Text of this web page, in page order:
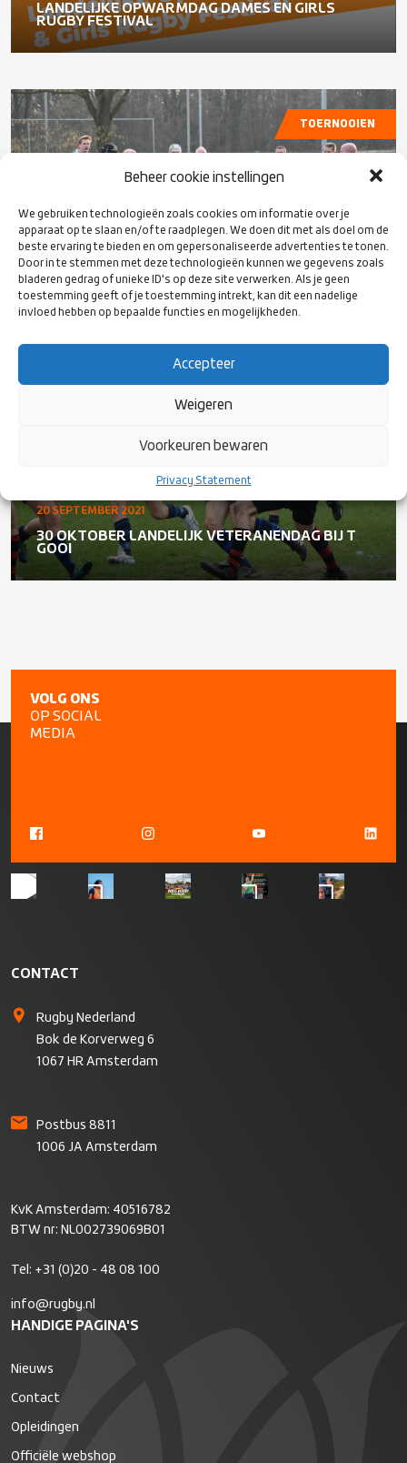
Beheer cookie instellingen
We gebruiken technologieën zoals cookies om informatie over je
apparaat op te slaan en/of te raadplegen. We doen dit met als doel om de
beste ervaring te bieden en om gepersonaliseerde advertenties te tonen.
Door in te stemmen met deze technologieën kunnen we gegevens zoals
bladeren gedrag of unieke ID's op deze site verwerken. Als je geen
toestemming geeft of je toestemming intrekt, kan dit een nadelige
invloed hebben op bepaalde functies en mogelijkheden.
Accepteer
Weigeren
Voorkeuren bewaren
Privacy Statement
LANDELIJKE OPWARMDAG DAMES EN GIRLS
RUGBY FESTIVAL
08 FEBRUARY 2022
TWEEDE LANDELIJKE VETERANENDAG OP 5
MAART
TOERNOOIEN
20 SEPTEMBER 2021
30 OKTOBER LANDELIJK VETERANENDAG BIJ T
GOOI
NIEUWS
VOLG ONS
OP SOCIAL
MEDIA
CONTACT
Rugby Nederland
Bok de Korverweg 6
1067 HR Amsterdam
Postbus 8811
1006 JA Amsterdam
KvK Amsterdam: 40516782
BTW nr: NL002739069B01
Tel: +31 (0)20 - 48 08 100
info@rugby.nl
HANDIGE PAGINA'S
Nieuws
Contact
Opleidingen
Officiële webshop